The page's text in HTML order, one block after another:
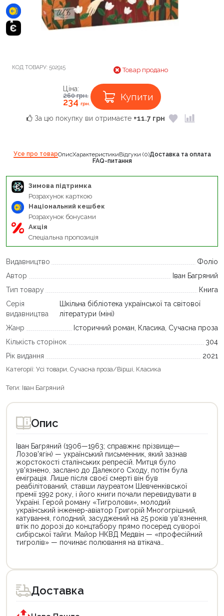
КОД ТОВАРУ: 502915 Товар продано
Ціна:
260грн.
234грн.
Купити
За цю покупку ви отримаєте +11.7 грн
Усе про товарОписХарактеристикиВідгуки (0)Доставка та оплата
FAQ-питання
Зимова підтримка
Розрахунок карткою
Національний кешбек
Розрахунок бонусами
Акція
Спеціальна пропозиція
Видавництво
Фоліо
Автор
Іван Багряний
Тип товару
Книга
Серія
видавництва
Шкільна бібліотека української та світової
літератури (міні)
Жанр
Історичний роман, Класика, Сучасна проза
Кількість сторінок
304
Рік видання
2021
Категорії: Усі товари, Сучасна проза/Вірші, Класика
Теги: Іван Багряний
Опис
Іван Багряний (1906—1963; справжнє прізвище—
Лозов'ягін) — український письменник, який зазнав
жорстокості сталінських репресій. Митця було
ув'язнено, заслано до Далекого Сходу, потім була
еміграція. Лише після своєї смерті він був
реабілітований, ставши лауреатом Шевченківської
премії 1992 року, і його книги почали перевидувати в
Україні. Герой роману «Тигролови», молодий
український інженер-авіатор Григорій Многогрішний,
катування, голодний, засуджений на 25 років ув'язнення,
втік по дорозі до концтабору прямо посеред суворої
сибірської тайги. Майор НКВД Медвін — «професійний
тигролів» — починає полювання на втікача…
товар
для
покупки
державною
товар
для
покупки
державною
Доставка